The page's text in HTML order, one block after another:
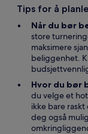
Tips for å
Når du bør
store
maksimere
beliggenhet.
Hvor du bør
du velge et
ikke bare
deg også